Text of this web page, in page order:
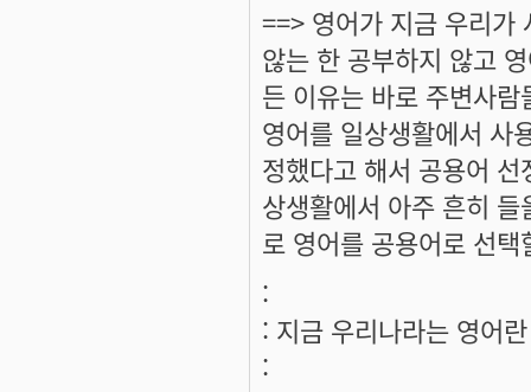
==> 영어가 지금 우리가
않는 한 공부하지 않고
든 이유는 바로 주변사
영어를 일상생활에서 사
정했다고 해서 공용어
상생활에서 아주 흔히
로 영어를 공용어로 선
:
: 지금 우리나라는 영어
: